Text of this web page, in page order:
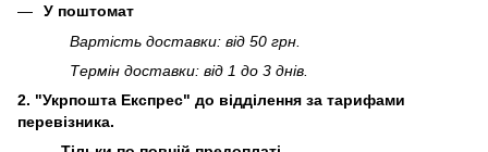
У поштомат
Вартість доставки: від 50 грн.
Термін доставки: від 1 до 3 днів.
2. "Укрпошта Експрес" до відділення за тарифами
перевізника.